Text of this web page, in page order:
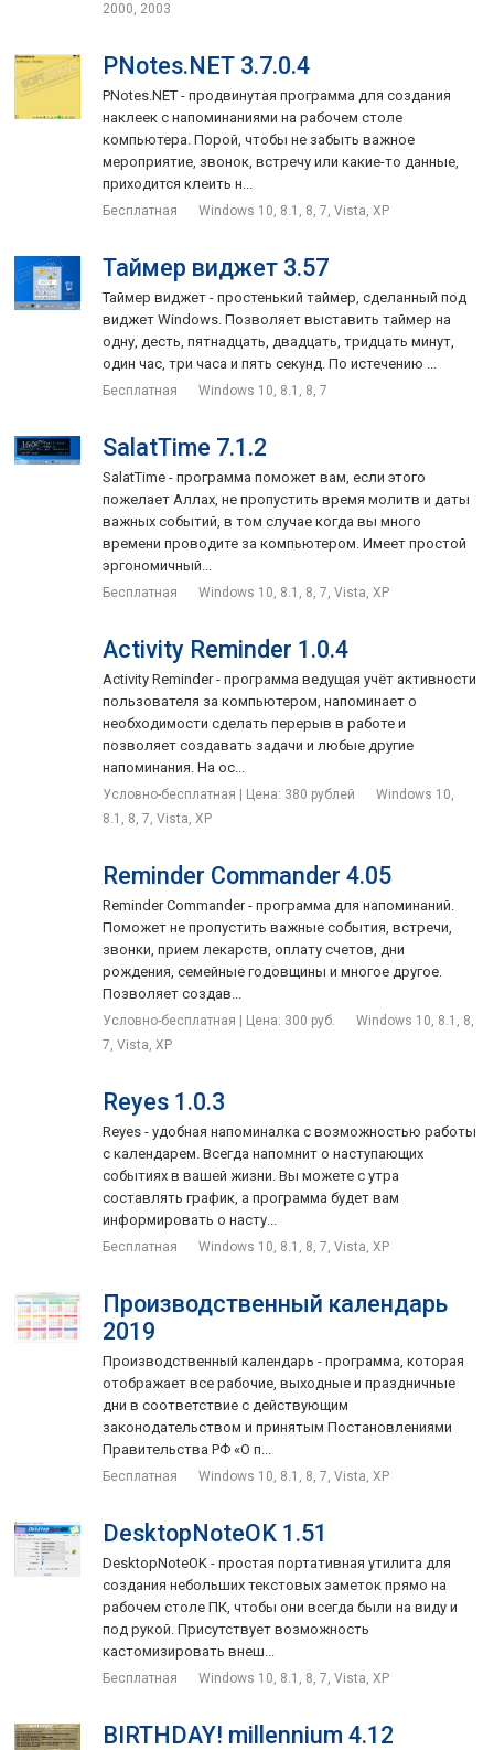
2000, 2003
PNotes.NET 3.7.0.4
PNotes.NET - продвинутая программа для создания
наклеек с напоминаниями на рабочем столе
компьютера. Порой, чтобы не забыть важное
мероприятие, звонок, встречу или какие-то данные,
приходится клеить н...
Бесплатная Windows 10, 8.1, 8, 7, Vista, XP
Таймер виджет 3.57
Таймер виджет - простенький таймер, сделанный под
виджет Windows. Позволяет выставить таймер на
одну, десть, пятнадцать, двадцать, тридцать минут,
один час, три часа и пять секунд. По истечению ...
Бесплатная Windows 10, 8.1, 8, 7
SalatTime 7.1.2
SalatTime - программа поможет вам, если этого
пожелает Аллах, не пропустить время молитв и даты
важных событий, в том случае когда вы много
времени проводите за компьютером. Имеет простой
эргономичный...
Бесплатная Windows 10, 8.1, 8, 7, Vista, XP
Activity Reminder 1.0.4
Activity Reminder - программа ведущая учёт активности
пользователя за компьютером, напоминает о
необходимости сделать перерыв в работе и
позволяет создавать задачи и любые другие
напоминания. На ос...
Условно-бесплатная | Цена: 380 рублей
Windows 10,
8.1, 8, 7, Vista, XP
Reminder Commander 4.05
Reminder Commander - программа для напоминаний.
Поможет не пропустить важные события, встречи,
звонки, прием лекарств, оплату счетов, дни
рождения, семейные годовщины и многое другое.
Позволяет создав...
Условно-бесплатная | Цена: 300 руб.
Windows 10, 8.1, 8,
7, Vista, XP
Reyes 1.0.3
Reyes - удобная напоминалка с возможностью работы
с календарем. Всегда напомнит о наступающих
событиях в вашей жизни. Вы можете с утра
составлять график, а программа будет вам
информировать о насту...
Бесплатная Windows 10, 8.1, 8, 7, Vista, XP
Производственный календарь
2019
Производственный календарь - программа, которая
отображает все рабочие, выходные и праздничные
дни в соответствие с действующим
законодательством и принятым Постановлениями
Правительства РФ «О п...
Бесплатная Windows 10, 8.1, 8, 7, Vista, XP
DesktopNoteOK 1.51
DesktopNoteOK - простая портативная утилита для
создания небольших текстовых заметок прямо на
рабочем столе ПК, чтобы они всегда были на виду и
под рукой. Присутствует возможность
кастомизировать внеш...
Бесплатная Windows 10, 8.1, 8, 7, Vista, XP
BIRTHDAY! millennium 4.12